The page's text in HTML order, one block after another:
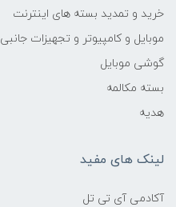
خرید و تمدید بسته های اینترنت
موبایل و کامپیوتر و تجهیزات جانبی
گوشی موبایل
بسته مکالمه
هدیه
لینک های مفید
آکادمی آی تی تل